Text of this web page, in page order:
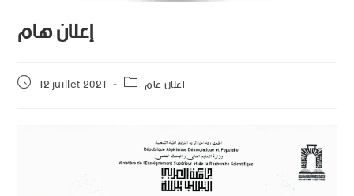
إعلان هام
12 juillet 2021 اعلان عام